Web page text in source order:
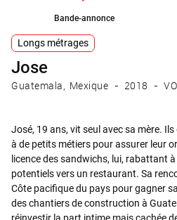
Bande-annonce
Longs métrages
Jose
Guatemala Mexique 2018
José, 19 ans, vit seul avec sa mère.
à de petits métiers pour assurer leur
licence des sandwichs, lui, rabattant
potentiels vers un restaurant. Sa
Côte pacifique du pays pour gagner
des chantiers de construction à